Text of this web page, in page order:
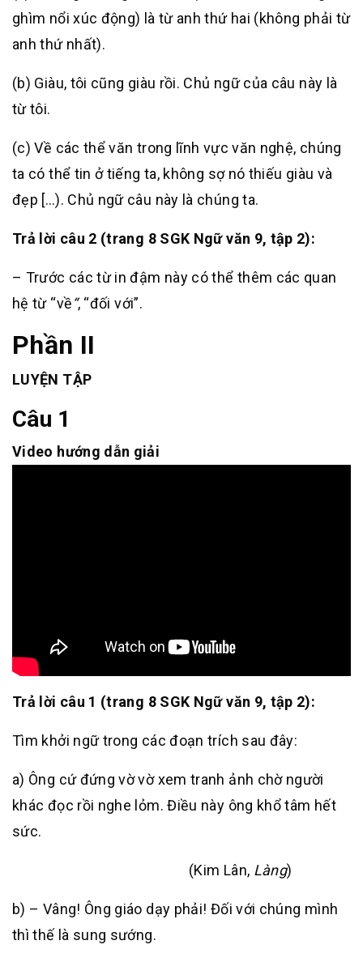
ghìm nổi xúc động) là từ anh thứ hai (không phải từ
anh thứ nhất).
(b) Giàu, tôi cũng giàu rồi. Chủ ngữ của câu này là
từ tôi.
(c) Về các thể văn trong lĩnh vực văn nghệ, chúng
ta có thể tin ở tiếng ta, không sợ nó thiếu giàu và
đẹp […). Chủ ngữ câu này là chúng ta.
Trả lời câu 2 (trang 8 SGK Ngữ văn 9, tập 2):
– Trước các từ in đậm này có thể thêm các quan
hệ từ “về“, “đối với”.
Phần II
LUYỆN TẬP
Câu 1
Video hướng dẫn giải
Trả lời câu 1 (trang 8 SGK Ngữ văn 9, tập 2):
Tìm khởi ngữ trong các đoạn trích sau đây:
a) Ông cứ đứng vờ vờ xem tranh ảnh chờ người
khác đọc rồi nghe lỏm. Điều này ông khổ tâm hết
sức.
(Kim Lân, Làng)
b) – Vâng! Ông giáo dạy phải! Đối với chúng mình
thì thế là sung sướng.